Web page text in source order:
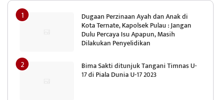
Dugaan Perzinaan Ayah dan Anak di
Kota Ternate, Kapolsek Pulau : Jangan
Dulu Percaya Isu Apapun, Masih
Dilakukan Penyelidikan
Bima Sakti ditunjuk Tangani Timnas U-
17 di Piala Dunia U-17 2023